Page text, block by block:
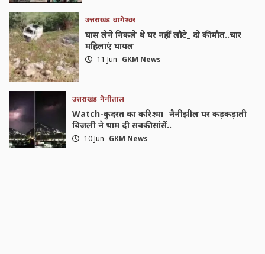
उत्तराखंड बागेश्वर
घास लेने निकले थे घर नहीं लौटे_ दो की मौत..चार
महिलाएं घायल
11 Jun GKM News
उत्तराखंड नैनीताल
Watch-कुदरत का करिश्मा_ नैनीझील पर कड़कड़ाती
बिजली ने थाम दी सबकी सांसें..
10 Jun GKM News